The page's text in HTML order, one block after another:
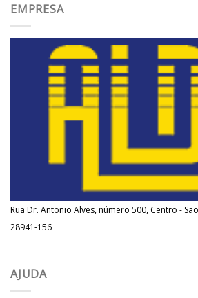
EMPRESA
Rua Dr. Antonio Alves, número 500, Centro -
28941-156
AJUDA